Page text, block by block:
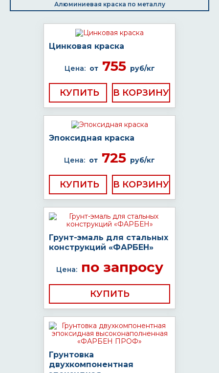
Алюминиевая краска по металлу
Цинковая краска
Цена: от755 руб/кг
КУПИТЬ
Эпоксидная краска
Цена: от 725 руб/кг
КУПИТЬ
Грунт-эмаль для стальных
конструкций «ФАРБЕН»
Цена:по запросу
КУПИТЬ
Грунтовка
двухкомпонентная